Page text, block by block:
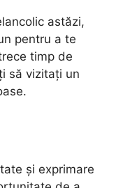
astăzi,
pentru a te
timp de
să vizitați un
și exprimare